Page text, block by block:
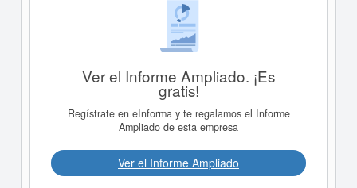
Ver el Informe Ampliado. ¡Es
gratis!
Regístrate en eInforma y te regalamos el Informe
Ampliado de esta empresa
Ver el Informe Ampliado